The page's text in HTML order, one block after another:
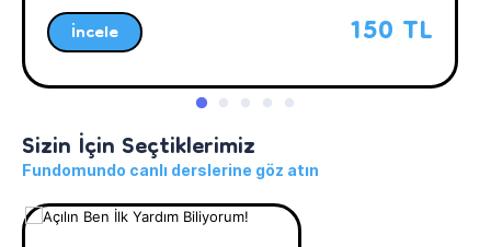
İncele 150 TL
Sizin İçin Seçtiklerimiz
Fundomundo canlı derslerine göz atın